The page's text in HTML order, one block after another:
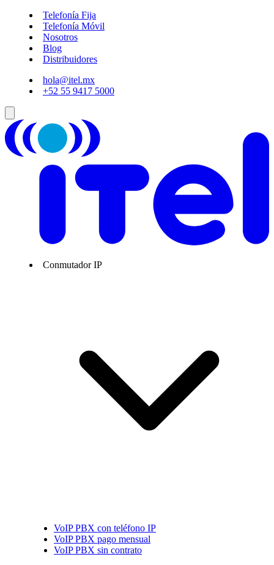
Telefonía Fija
Telefonía Móvil
Nosotros
Blog
Distribuidores
hola@itel.mx
+52 55 9417 5000
Conmutador IP
VoIP PBX con teléfono IP
VoIP PBX pago mensual
VoIP PBX sin contrato